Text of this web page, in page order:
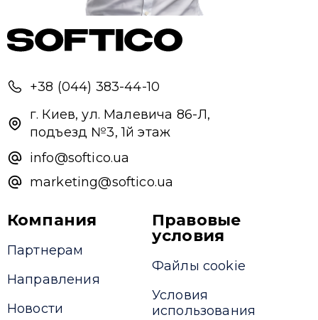
+38 (044) 383-44-10
г. Киев, ул. Малевича 86-Л,
подъезд №3, 1й этаж
info@softico.ua
marketing@softico.ua
Компания
Партнерам
Направления
Новости
Правовые
условия
Файлы cookie
Условия
использования